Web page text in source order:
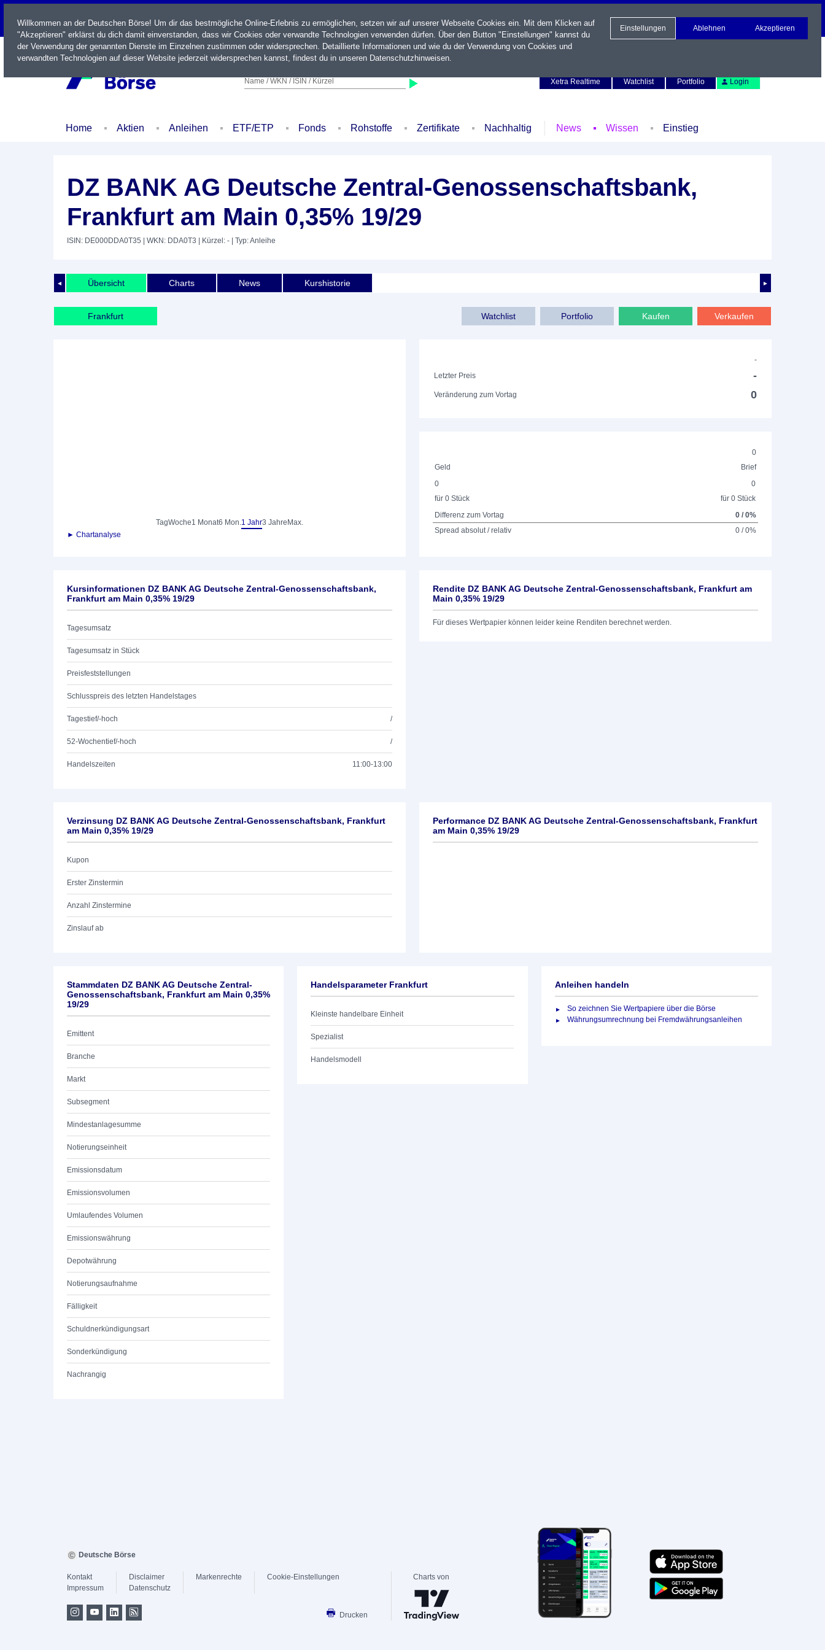
LIVE
Name / WKN / ISIN / Kürzel
Xetra Realtime
Watchlist Portfolio Login
Home Aktien Anleihen ETF/ETP Fonds Rohstoffe Zertifikate Nachhaltig News Wissen Einstieg
DZ BANK AG Deutsche Zentral-Genossenschaftsbank,
Frankfurt am Main 0,35% 19/29
ISIN: DE000DDA0T35 | WKN: DDA0T3 | Kürzel: - | Typ: Anleihe
◄ ►
Übersicht Charts News Kurshistorie
Frankfurt Verkaufen
Kaufen
Portfolio
Watchlist
TagWoche1 Monat6 Mon.1 Jahr3 Jahre Max.
► Chartanalyse
-
Letzter Preis
-
Veränderung zum Vortag 0
0
Geld
Brief
0
für 0 Stück
0
für 0 Stück
Differenz zum Vortag
0 / 0%
Spread absolut / relativ
0 / 0%
Kursinformationen DZ BANK AG Deutsche Zentral-Genossenschaftsbank,
Frankfurt am Main 0,35% 19/29
Tagesumsatz
Tagesumsatz in Stück
Preisfeststellungen
Schlusspreis des letzten Handelstages
Tagestief/-hoch /
52-Wochentief/-hoch /
Handelszeiten 11:00-13:00
Rendite DZ BANK AG Deutsche Zentral-Genossenschaftsbank, Frankfurt am
Main 0,35% 19/29
Für dieses Wertpapier können leider keine Renditen berechnet werden.
Verzinsung DZ BANK AG Deutsche Zentral-Genossenschaftsbank, Frankfurt
am Main 0,35% 19/29
Kupon
Erster Zinstermin
Anzahl Zinstermine
Zinslauf ab
Performance DZ BANK AG Deutsche Zentral-Genossenschaftsbank, Frankfurt
am Main 0,35% 19/29
Stammdaten DZ BANK AG Deutsche Zentral-
Genossenschaftsbank, Frankfurt am Main 0,35%
19/29
Emittent
Branche
Markt
Subsegment
Mindestanlagesumme
Notierungseinheit
Emissionsdatum
Emissionsvolumen
Umlaufendes Volumen
Emissionswährung
Depotwährung
Notierungsaufnahme
Fälligkeit
Schuldnerkündigungsart
Sonderkündigung
Nachrangig
Handelsparameter Frankfurt
Kleinste handelbare Einheit
Spezialist
Handelsmodell
Anleihen handeln
So zeichnen Sie Wertpapiere über die Börse
Währungsumrechnung bei Fremdwährungsanleihen
Willkommen an der Deutschen Börse! Um dir das bestmögliche Online-Erlebnis zu ermöglichen, setzen wir auf unserer Webseite Cookies ein. Mit dem Klicken auf
"Akzeptieren" erklärst du dich damit einverstanden, dass wir Cookies oder verwandte Technologien verwenden dürfen. Über den Button "Einstellungen" kannst du
der Verwendung der genannten Dienste im Einzelnen zustimmen oder widersprechen. Detaillierte Informationen und wie du der Verwendung von Cookies und
verwandten Technologien auf dieser Website jederzeit widersprechen kannst, findest du in unseren Datenschutzhinweisen.
Einstellungen Ablehnen Akzeptieren
Deutsche Börse
Kontakt
Impressum
Disclaimer
Datenschutz
Markenrechte Cookie-Einstellungen
Drucken
Charts von